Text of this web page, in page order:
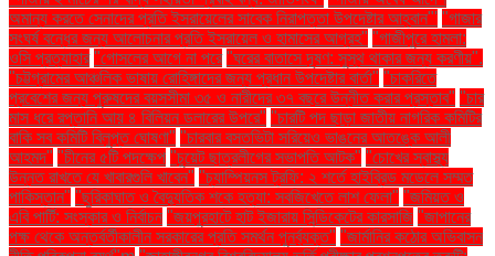
অমান্য করতে সেনাদের প্রতি ইসরায়েলের সাবেক নিরাপত্তা উপদেষ্টার আহ্বান"' "গাজার
সংঘর্ষ বন্ধের জন্য আলোচনার প্রতি ইসরায়েল ও হামাসের আগ্রহ" "গাজীপুরে হামলা:
ওসি প্রত্যাহার "গোসলের আগে না পরে "ঘরের বাতাসে দূষণ: সুস্থ থাকার জন্য করণীয়".
"চট্টগ্রামের আঞ্চলিক ভাষায় রোহিঙ্গাদের জন্য প্রধান উপদেষ্টার বার্তা" "চাকরিতে
প্রবেশের জন্য পুরুষদের বয়সসীমা ৩৫ ও নারীদের ৩৭ বছরে উন্নীত করার প্রস্তাব" "চার
মাস ধরে রপ্তানি আয় ৪ বিলিয়ন ডলারের উপরে" "চারটি পদ ছাড়া জাতীয় নাগরিক কমিটির
বাকি সব কমিটি বিলুপ্ত ঘোষণা" "চারবার বসতভিটা সরিয়েও ভাঙনের আতঙ্কে আলী
আহমদ" "চীনের ৫টি পদক্ষেপ "চুয়েট ছাত্রলীগের সভাপতি আটক" "চোখের স্বাস্থ্য
উন্নত রাখতে যে খাবারগুলি খাবেন" "চ্যাম্পিয়নস ট্রফি: ২ শর্তে হাইব্রিড মডেলে সম্মত
পাকিস্তান" "ছুরিকাঘাত ও বৈদ্যুতিক শকে হত্যা: সবজিখেতে লাশ ফেলা" "জমিয়ত ও
এবি পার্টি: সংস্কার ও নির্বাচন "জয়পুরহাটে হাট ইজারায় সিন্ডিকেটের কারসাজি "জাপানের
পক্ষ থেকে অন্তর্বর্তীকালীন সরকারের প্রতি সমর্থন পুনর্ব্যক্ত" "জার্মানির কঠোর অভিবাসন